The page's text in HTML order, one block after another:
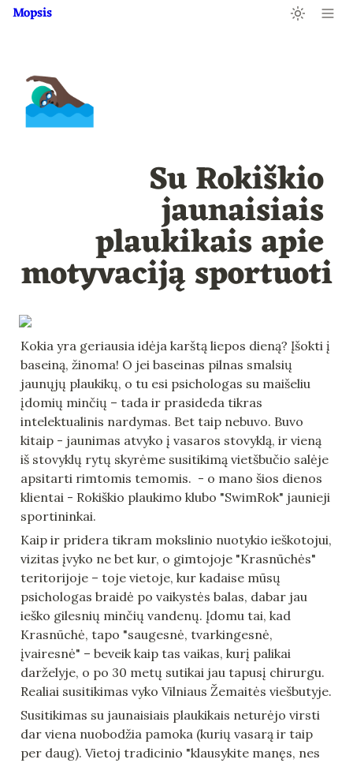
Mopsis
🏊🏿‍♂️
Su Rokiškio
jaunaisiais
plaukikais apie
motyvaciją sportuoti
Kokia yra geriausia idėja karštą liepos dieną? Įšokti į
baseiną, žinoma! O jei baseinas pilnas smalsių
jaunųjų plaukikų, o tu esi psichologas su maišeliu
įdomių minčių – tada ir prasideda tikras
intelektualinis nardymas. Bet taip nebuvo. Buvo
kitaip - jaunimas atvyko į vasaros stovyklą, ir vieną
iš stovyklų rytų skyrėme susitikimą vietšbučio salėje
apsitarti rimtomis temomis.  - o mano šios dienos
klientai - Rokiškio plaukimo klubo "SwimRok" jaunieji
sportininkai.
Kaip ir pridera tikram mokslinio nuotykio ieškotojui,
vizitas įvyko ne bet kur, o gimtojoje "Krasnūchės"
teritorijoje – toje vietoje, kur kadaise mūsų
psichologas braidė po vaikystės balas, dabar jau
ieško gilesnių minčių vandenų. Įdomu tai, kad
Krasnūchė, tapo "saugesnė, tvarkingesnė,
įvairesnė" – beveik kaip tas vaikas, kurį palikai
darželyje, o po 30 metų sutikai jau tapusį chirurgu.
Susitikimas su jaunaisiais plaukikais neturėjo virsti
dar viena nuobodžia pamoka (kurių vasarą ir taip
per daug). Vietoj tradicinio "klausykite manęs, nes